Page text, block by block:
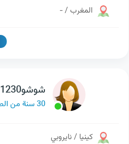
المغرب / -
شوشو1230
30 سنة من الصومال
كينيا / نايروبي